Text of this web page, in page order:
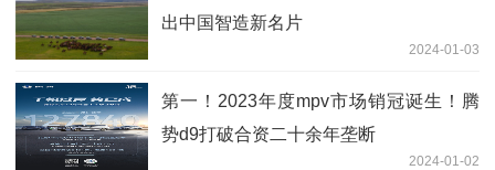
出中国智造新名片
2024-01-03
第一！2023年度mpv市场销冠诞生！腾
势d9打破合资二十余年垄断
2024-01-02